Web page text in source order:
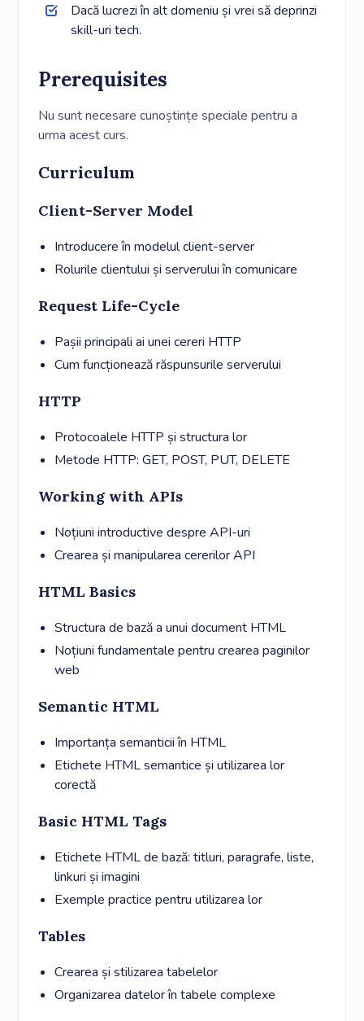
Dacă lucrezi în alt domeniu și vrei să deprinzi
skill-uri tech.
Prerequisites
Nu sunt necesare cunoștințe speciale pentru a
urma acest curs.
Curriculum
Client-Server Model
Introducere în modelul client-server
Rolurile clientului și serverului în comunicare
Request Life-Cycle
Pașii principali ai unei cereri HTTP
Cum funcționează răspunsurile serverului
HTTP
Protocoalele HTTP și structura lor
Metode HTTP: GET, POST, PUT, DELETE
Working with APIs
Noțiuni introductive despre API-uri
Crearea și manipularea cererilor API
HTML Basics
Structura de bază a unui document HTML
Noțiuni fundamentale pentru crearea paginilor
web
Semantic HTML
Importanța semanticii în HTML
Etichete HTML semantice și utilizarea lor
corectă
Basic HTML Tags
Etichete HTML de bază: titluri, paragrafe, liste,
linkuri și imagini
Exemple practice pentru utilizarea lor
Tables
Crearea și stilizarea tabelelor
Organizarea datelor în tabele complexe